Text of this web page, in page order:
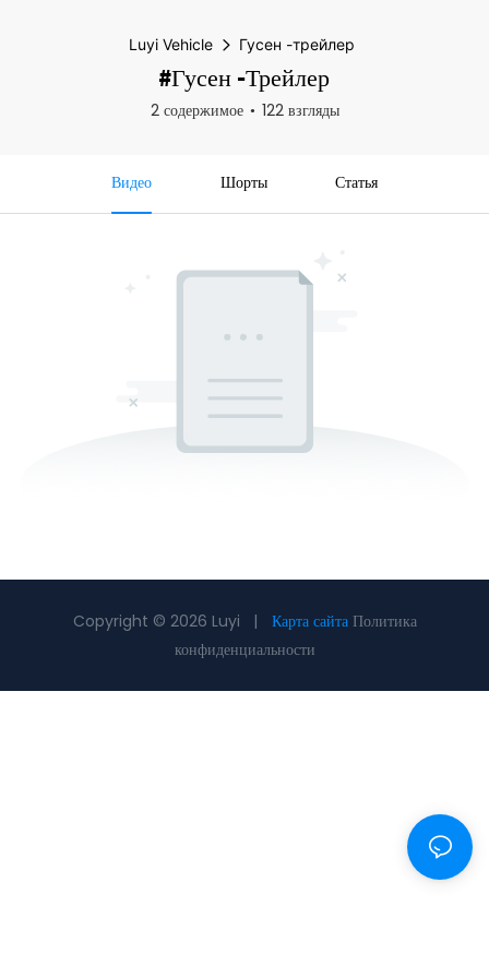
Luyi Vehicle Гусен -трейлер
#Гусен -трейлер
2 содержимое 122 взгляды
Видео Шорты Статья
Copyright © 2026 Luyi | Карта сайта Политика
конфиденциальности